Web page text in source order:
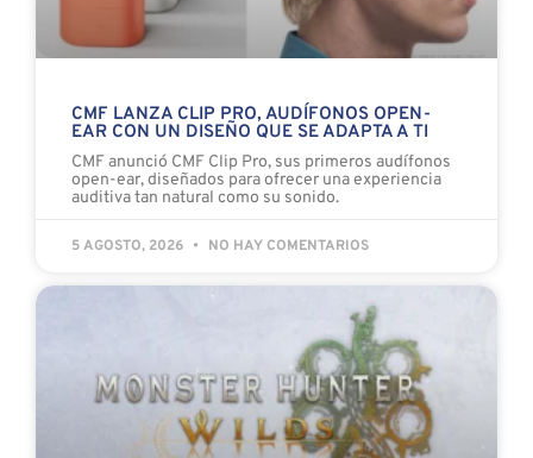
CMF LANZA CLIP PRO, AUDÍFONOS OPEN-
EAR CON UN DISEÑO QUE SE ADAPTA A TI
CMF anunció CMF Clip Pro, sus primeros audífonos
open-ear, diseñados para ofrecer una experiencia
auditiva tan natural como su sonido.
5 AGOSTO, 2026 NO HAY COMENTARIOS